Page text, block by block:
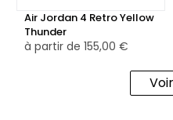
Air Jordan 4 Retro Yellow
Thunder
à partir de 155,00 €